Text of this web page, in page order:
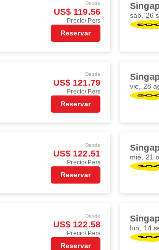
Desde
US$ 119.56
Precio/ Pers
Reservar
sáb, 26
Desde
US$ 121.79
Precio/ Pers
Reservar
vie, 28
Desde
US$ 122.51
Precio/ Pers
Reservar
mié, 21
Desde
US$ 122.58
Precio/ Pers
Reservar
lun, 14